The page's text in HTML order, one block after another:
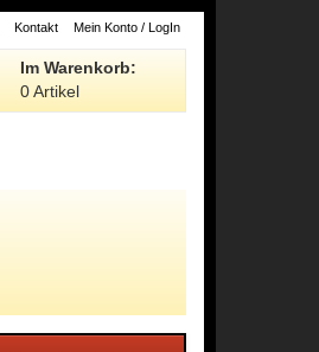
Kontakt Mein Konto / LogIn
Im Warenkorb:
0 Artikel